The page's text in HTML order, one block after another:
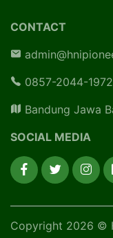
CONTACT
0857-2044-1972
Bandung Jawa
SOCIAL MEDIA
Copyright 2026 ©